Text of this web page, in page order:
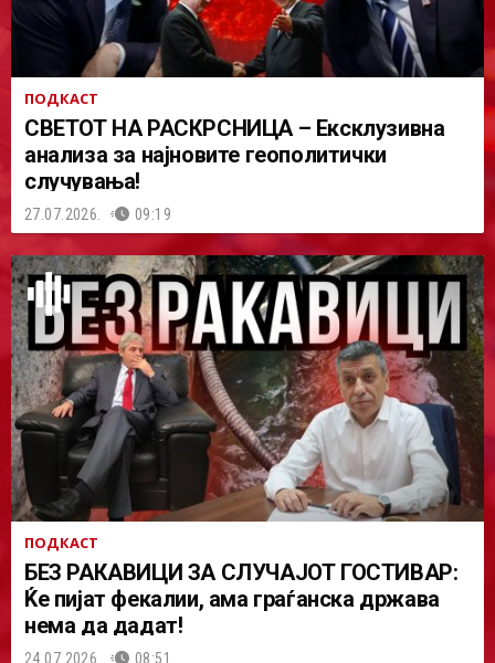
ПОДКАСТ
СВЕТОТ НА РАСКРСНИЦА – Ексклузивна
анализа за најновите геополитички
случувања!
27.07.2026. 09:19
ПОДКАСТ
БЕЗ РАКАВИЦИ ЗА СЛУЧАЈОТ ГОСТИВАР:
Ќе пијат фекалии, ама граѓанска држава
нема да дадат!
24.07.2026. 08:51